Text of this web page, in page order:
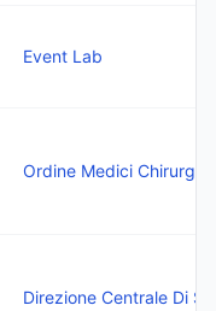
Event Lab